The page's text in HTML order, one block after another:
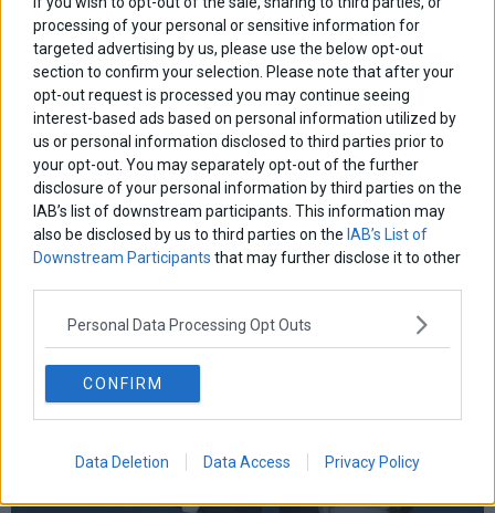
processing of your personal or sensitive information for
targeted advertising by us, please use the below opt-out
section to confirm your selection. Please note that after your
opt-out request is processed you may continue seeing
interest-based ads based on personal information utilized by
us or personal information disclosed to third parties prior to
your opt-out. You may separately opt-out of the further
disclosure of your personal information by third parties on the
IAB’s list of downstream participants. This information may
also be disclosed by us to third parties on the IAB’s List of
Downstream Participants that may further disclose it to other
Personal Data Processing Opt Outs
CONFIRM
Data Deletion Data Access Privacy Policy
Μπαράζ παραβιάσεων από οπλισμένα τουρκικά
μαχητικά στο Αιγαίο!
Σε 23 παραβιάσεις οι οποίες συνοδεύτηκαν από υπερπτήσεις
πάνω από ελληνικά νησιά , προχώρησαν σήμερα τα τούρκικα